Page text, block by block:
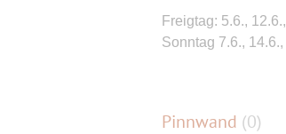
Freigtag: 5.6.,
Sonntag 7.6.,
Pinnwand (0)